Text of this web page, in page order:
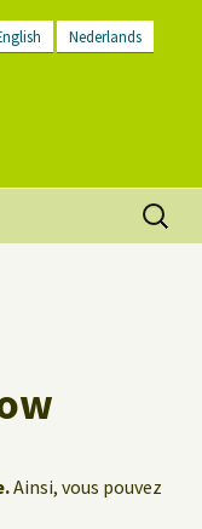
Nederlands
Ainsi, vous pouvez